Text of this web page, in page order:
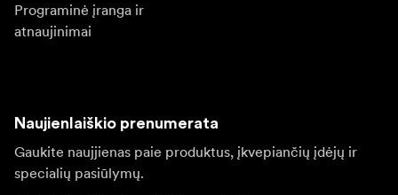
Programinė įranga ir
atnaujinimai
Naujienlaiškio prenumerata
Gaukite naujjienas paie produktus, įkvepiančių įdėjų ir
specialių pasiūlymų.